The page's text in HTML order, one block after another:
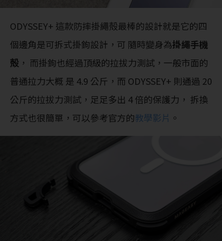
ODYSSEY+ 這款防摔掛繩殻最棒的設計就是它的四
個邊角是可拆式掛鉤設計，可 隨時變身為掛繩手機
殻 ， 而掛鉤也經過頂級的拉拔力測試，一般市面的
普通拉力大概 是 4.9 公斤，而 ODYSSEY+ 則通過 20
公斤的拉拔力測試，足足多出 4 倍的保護力， 拆換
方式也很簡單，可以參考官方的教學影片 。